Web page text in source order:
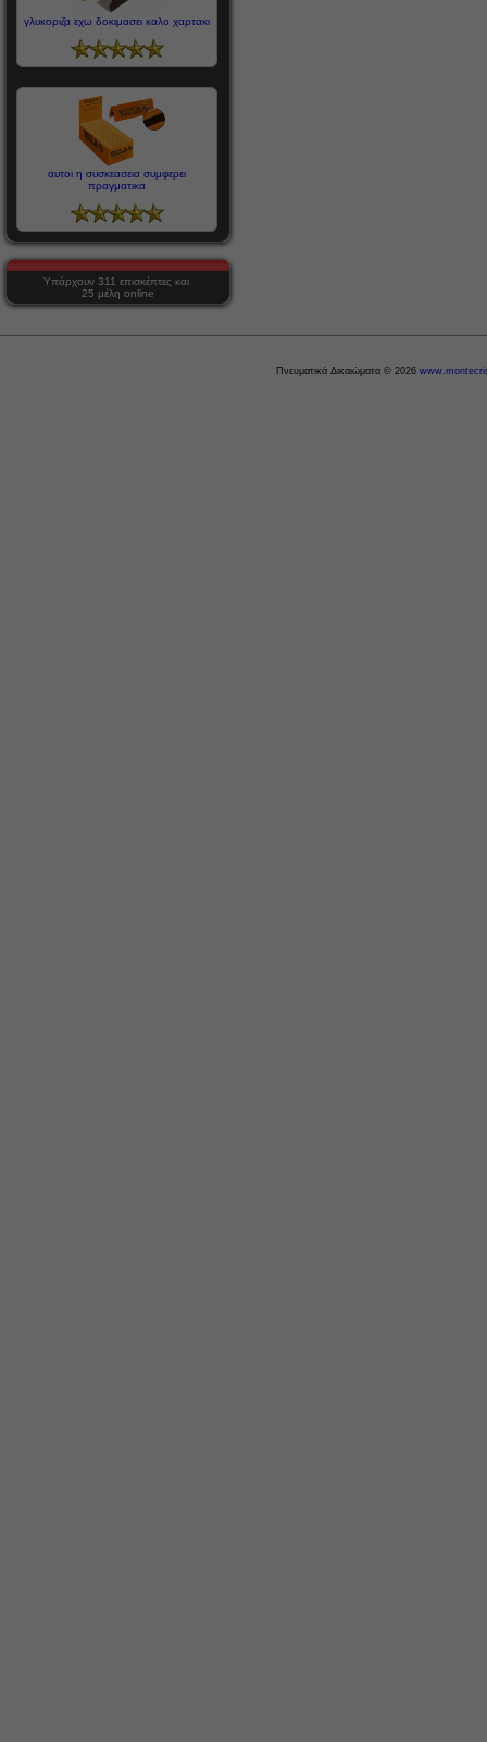
γλυκοριζα εχω δοκιμασει καλο χαρτακι
αυτοι η συσκεασεια συμφερει
πραγματικα
Υπάρχουν 311 επισκέπτες και
25 μέλη online
Πνευματικά Δικαιώματα © 2026